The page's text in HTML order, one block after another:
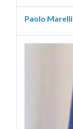
Paolo Marelli